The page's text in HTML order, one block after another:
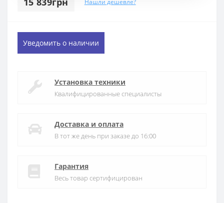
Нашли дешевле?
Уведомить о наличии
Установка техники
Квалифицированные специалисты
Доставка и оплата
В тот же день при заказе до 16:00
Гарантия
Весь товар сертифицирован